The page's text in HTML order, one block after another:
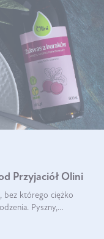
Przyjaciół Olini
bez którego ciężko
Pyszny,